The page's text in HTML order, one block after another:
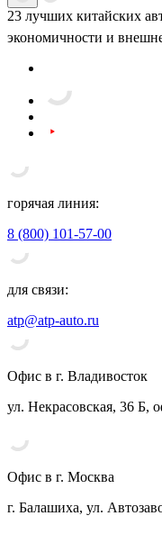
23 лучших китайских
экономичности и
горячая линия:
8 (800) 101-57-00
для связи:
atp@atp-auto.ru
Офис в г. Владивосток
ул. Некрасовская, 36 Б,
Офис в г. Москва
г. Балашиха, ул.